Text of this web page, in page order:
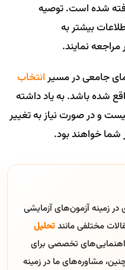
شده است. توصیه
بیشتر به
نمایند.
جامعی در مسیرانتخاب
واقع شده باشد. به یاد داشته
و در صورت نیاز به تغییر
خواهند بود.
در زمینه آزمون‌های آزمایشی
مختلفی مانندتحلیل
تخصصی برای
مشاوره‌های ما در زمینه